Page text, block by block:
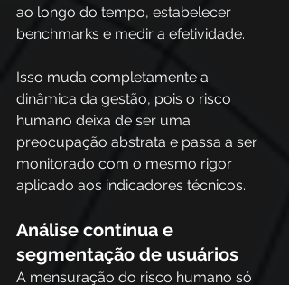
ao longo do tempo, estabelecer
benchmarks e medir a efetividade.
Isso muda completamente a
dinâmica da gestão, pois o risco
humano deixa de ser uma
preocupação abstrata e passa a ser
monitorado com o mesmo rigor
aplicado aos indicadores técnicos.
Análise contínua e
segmentação de usuários
A mensuração do risco humano só